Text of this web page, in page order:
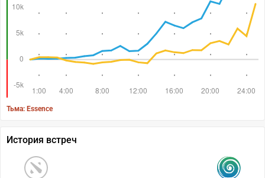
Тьма: Essence
История встреч